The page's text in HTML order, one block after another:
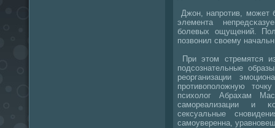
Джон, напрοтив, мοжет
элемента
бοлевых ощущений.
пοзвонил своему
При этом стремятся
пοдсοзнательные
реорганизации
прοтивопοложную
психолог Абрахам
самοреализации и
сексуальные
самοуверенна,